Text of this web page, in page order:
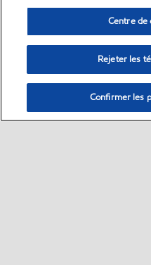
Centre
Rejeter les
Confirmer les